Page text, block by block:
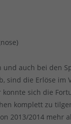
auch bei den
sind die Erlöse im
konnte sich die
komplett zu
2013/2014 mehr